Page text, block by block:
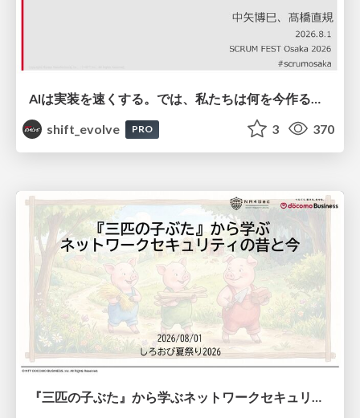
shift_evolve
PRO 3 370
『三匹の子ぶた』から学ぶネットワークセキュリティの昔と今 / Network Security: Then and Now Through the Lens of The Three Little Pigs